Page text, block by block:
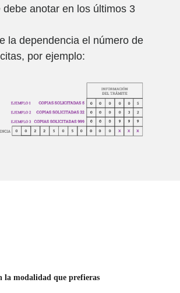
anotar en los últimos 3
la dependencia el número de
por ejemplo:
la modalidad que prefieras